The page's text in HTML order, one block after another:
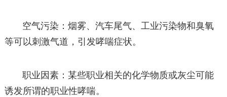
空气污染：烟雾、汽车尾气、工业污染物和臭氧
等可以刺激气道，引发哮喘症状。
职业因素：某些职业相关的化学物质或灰尘可能
诱发所谓的职业性哮喘。